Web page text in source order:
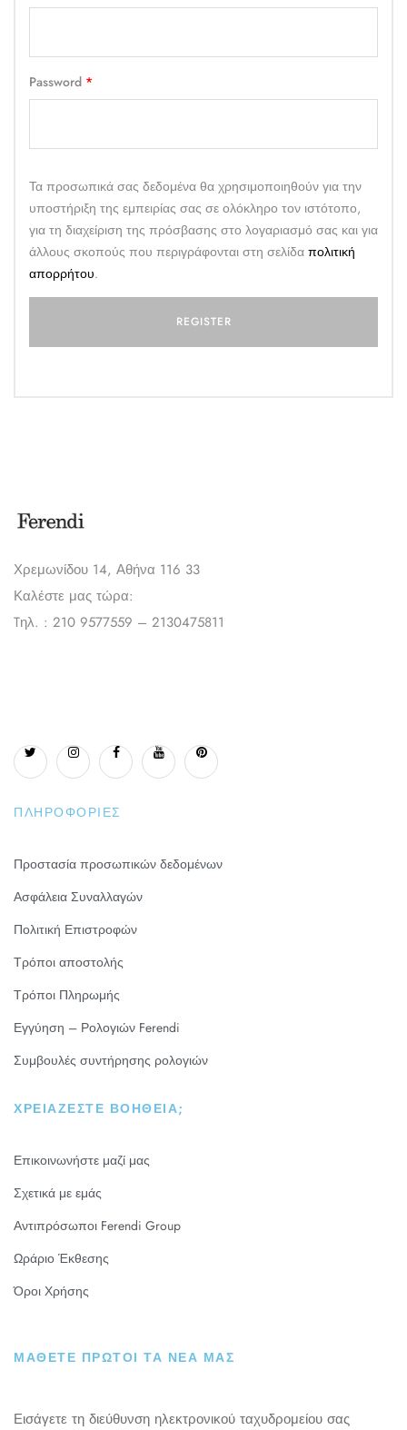
Password *
Τα προσωπικά σας δεδομένα θα χρησιμοποιηθούν για την
υποστήριξη της εμπειρίας σας σε ολόκληρο τον ιστότοπο,
για τη διαχείριση της πρόσβασης στο λογαριασμό σας και για
άλλους σκοπούς που περιγράφονται στη σελίδα πολιτική
απορρήτου.
Χρεμωνίδου 14, Αθήνα 116 33
Καλέστε μας τώρα:
Tηλ. : 210 9577559 – 2130475811
ΠΛΗΡΟΦΟΡΊΕΣ
Προστασία προσωπικών δεδομένων
Ασφάλεια Συναλλαγών
Πολιτική Επιστροφών
Τρόποι αποστολής
Τρόποι Πληρωμής
Εγγύηση – Ρολογιών Ferendi
Συμβουλές συντήρησης ρολογιών
ΧΡΕΙΆΖΕΣΤΕ ΒΟΉΘΕΙΑ;
Επικοινωνήστε μαζί μας
Σχετικά με εμάς
Αντιπρόσωποι Ferendi Group
Ωράριο Έκθεσης
Όροι Χρήσης
ΜΑΘΕΤΕ ΠΡΩΤΟΙ ΤΑ ΝΕΑ ΜΑΣ
Εισάγετε τη διεύθυνση ηλεκτρονικού ταχυδρομείου σας